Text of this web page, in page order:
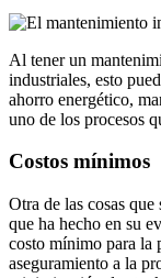
Al tener un
industriales, esto
ahorro energético,
uno de los procesos
Costos mínimos
Otra de las cosas
que ha hecho en su
costo mínimo para la
aseguramiento a la